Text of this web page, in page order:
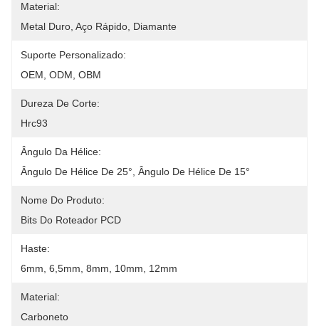
Material:
Metal Duro, Aço Rápido, Diamante
Suporte Personalizado:
OEM, ODM, OBM
Dureza De Corte:
Hrc93
Ângulo Da Hélice:
Ângulo De Hélice De 25°, Ângulo De Hélice De 15°
Nome Do Produto:
Bits Do Roteador PCD
Haste:
6mm, 6,5mm, 8mm, 10mm, 12mm
Material:
Carboneto